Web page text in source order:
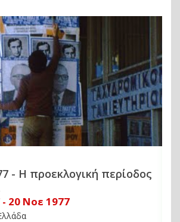
- Η προεκλογική περίοδος
20 Νοε 1977